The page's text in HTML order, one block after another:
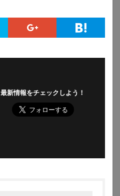
最新情報をチェックしよう！